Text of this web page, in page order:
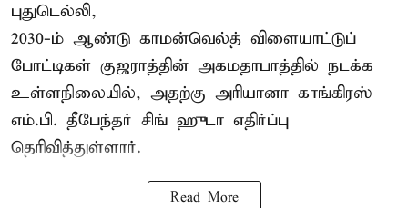
புதுடெல்லி,
2030-ம் ஆண்டு காமன்வெல்த் விளையாட்டுப்
போட்டிகள் குஜராத்தின் அகமதாபாத்தில் நடக்க
உள்ளநிலையில், அதற்கு அரியானா காங்கிரஸ்
எம்.பி. தீபேந்தர் சிங் ஹுடா எதிர்ப்பு
தெரிவித்துள்ளார்.
Read More